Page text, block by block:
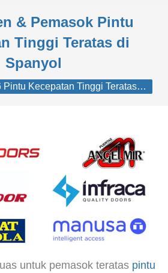
& Pemasok Pintu
Tinggi Teratas di
Spanyol
Pintu Kecepatan Tinggi Teratas…
untuk pemasok teratas pintu